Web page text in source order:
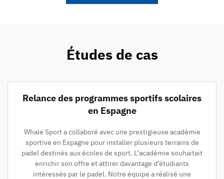
Études de cas
Relance des programmes sportifs scolaires
en Espagne
Whale Sport a collaboré avec une prestigieuse académie
sportive en Espagne pour installer plusieurs terrains de
padel destinés aux écoles de sport. L’académie souhaitait
enrichir son offre et attirer davantage d’étudiants
intéressés par le padel. Notre équipe a réalisé une